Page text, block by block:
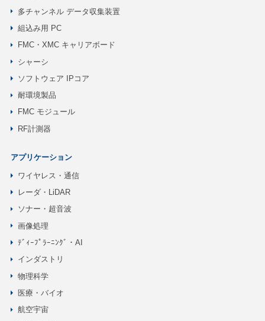
多チャンネル データ収集装置
組込み用 PC
FMC・XMC キャリアボード
シャーシ
ソフトウェア IPコア
耐環境製品
FMC モジュール
RF計測器
アプリケーション
ワイヤレス・通信
レーダ・LiDAR
ソナー・超音波
画像処理
ﾃﾞｨｰﾌﾟﾗｰﾆﾝｸﾞ・AI
インダストリ
物理科学
医療・バイオ
航空宇宙